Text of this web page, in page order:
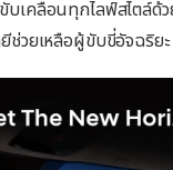
เคลื่อนทุกไลฟ์สไตล์ด้ว
ช่วยเหลือผู้ขับขี่อัจฉริยะ